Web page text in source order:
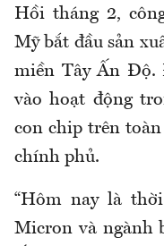
Hồi tháng 2,
Mỹ bắt đầu sản
miền Tây Ấn Độ.
vào hoạt động
con chip trên
chính phủ.
“Hôm nay là
Micron và ngành